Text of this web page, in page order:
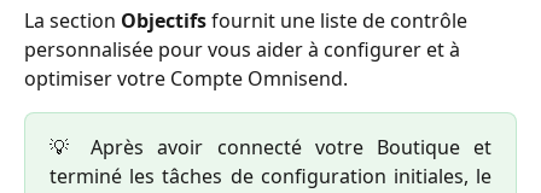
La section Objectifs fournit une liste de contrôle
personnalisée pour vous aider à configurer et à
optimiser votre Compte Omnisend.
💡 Après avoir connecté votre Boutique et
terminé les tâches de configuration initiales, le